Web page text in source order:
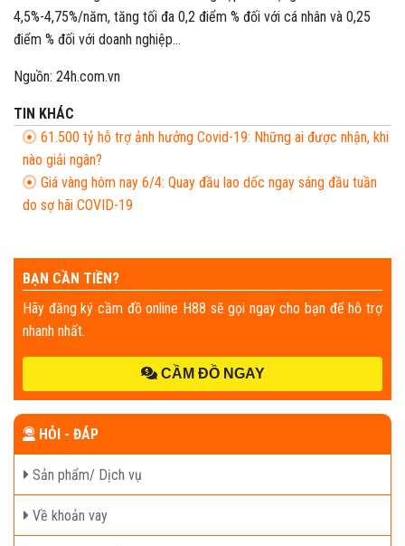
4,5%-4,75%/năm, tăng tối đa 0,2 điểm % đối với cá nhân và 0,25
điểm % đối với doanh nghiệp...
Nguồn: 24h.com.vn
TIN KHÁC
61.500 tỷ hỗ trợ ảnh hưởng Covid-19: Những ai được nhận, khi
nào giải ngân?
Giá vàng hôm nay 6/4: Quay đầu lao dốc ngay sáng đầu tuần
do sợ hãi COVID-19
BẠN CẦN TIỀN?
Hãy đăng ký cầm đồ online H88 sẽ gọi ngay cho bạn để hỗ trợ
nhanh nhất.
CẦM ĐỒ NGAY
HỎI - ĐÁP
Sản phẩm/ Dịch vụ
Về khoản vay